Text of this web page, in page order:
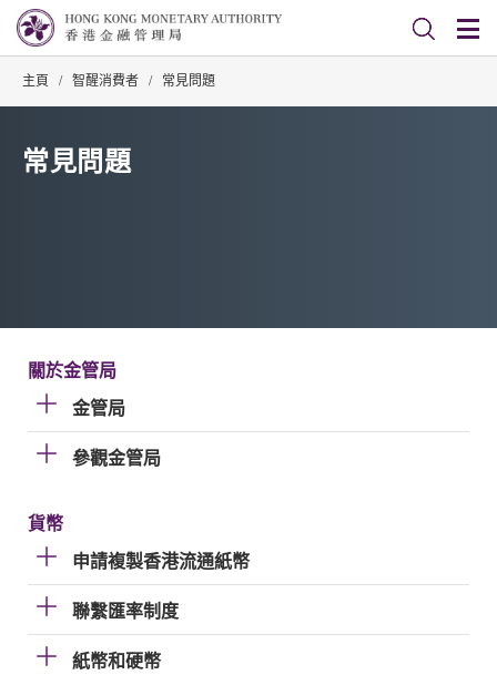
主頁 / 智醒消費者 / 常見問題
常見問題
關於金管局
金管局
參觀金管局
貨幣
申請複製香港流通紙幣
聯繫匯率制度
紙幣和硬幣